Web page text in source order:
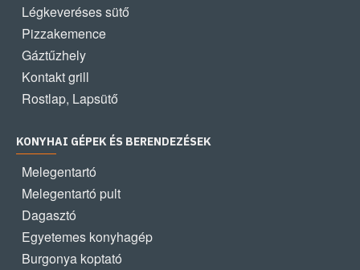
Légkeveréses sütő
Pizzakemence
Gáztűzhely
Kontakt grill
Rostlap, Lapsütő
KONYHAI GÉPEK ÉS BERENDEZÉSEK
Melegentartó
Melegentartó pult
Dagasztó
Egyetemes konyhagép
Burgonya koptató